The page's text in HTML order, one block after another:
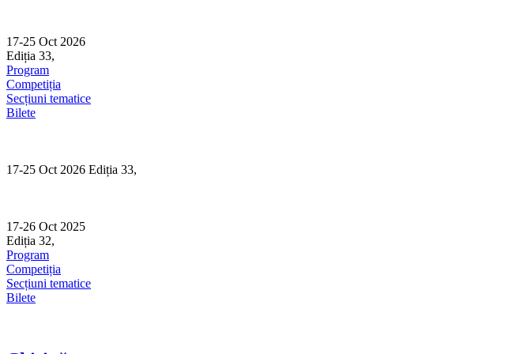
content
17-25 Oct 2026
Ediția 33,
Program
Competiția
Secțiuni tematice
Bilete
17-25 Oct 2026 Ediția 33,
17-26 Oct 2025
Ediția 32,
Program
Competiția
Secțiuni tematice
Bilete